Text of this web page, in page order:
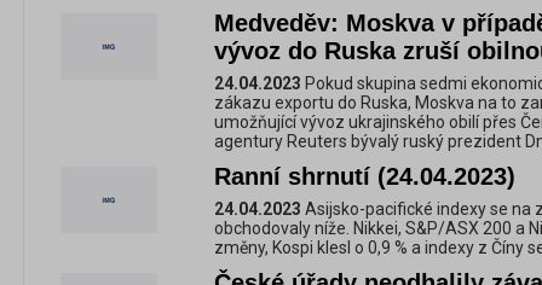
Medveděv: Moskva v
vývoz do Ruska zruší
24.04.2023 Pokud skupina sedmi
zákazu exportu do Ruska, Moskva na to
umožňující vývoz ukrajinského obilí přes
agentury Reuters bývalý ruský prezident
Ranní shrnutí (24.04.2023)
24.04.2023 Asijsko-pacifické indexy se na
obchodovaly níže. Nikkei, S&P/ASX 200 a
změny, Kospi klesl o 0,9 % a indexy z Číny